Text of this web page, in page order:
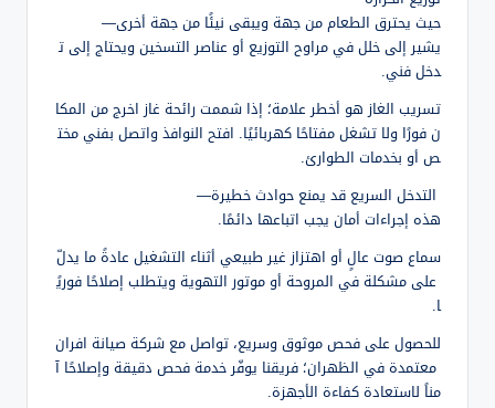
حيث يحترق الطعام من جهة ويبقى نيئًا من جهة أخرى—
يشير إلى خلل في مراوح التوزيع أو عناصر التسخين ويحتاج إلى ت
دخل فني.
تسريب الغاز هو أخطر علامة؛ إذا شممت رائحة غاز اخرج من المكا
ن فورًا ولا تشغل مفتاحًا كهربائيًا. افتح النوافذ واتصل بفني مخت
ص أو بخدمات الطوارئ.
التدخل السريع قد يمنع حوادث خطيرة—
هذه إجراءات أمان يجب اتباعها دائمًا.
سماع صوت عالٍ أو اهتزاز غير طبيعي أثناء التشغيل عادةً ما يدلّ
على مشكلة في المروحة أو موتور التهوية ويتطلب إصلاحًا فوريً
ا.
للحصول على فحص موثوق وسريع، تواصل مع شركة صيانة افران
معتمدة في الظهران؛ فريقنا يوفّر خدمة فحص دقيقة وإصلاحًا آ
مناً لاستعادة كفاءة الأجهزة.